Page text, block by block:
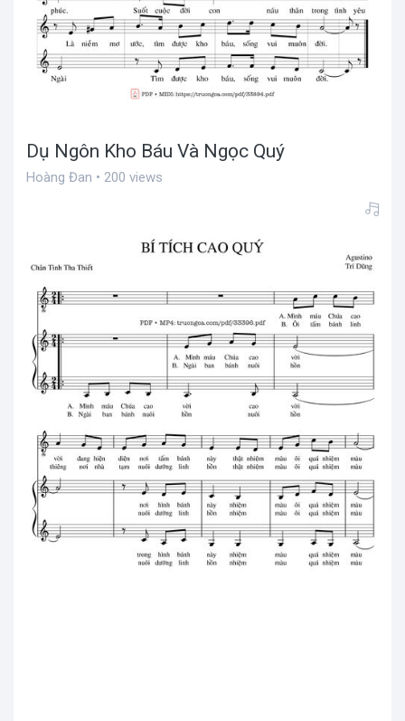
Dụ Ngôn Kho Báu Và Ngọc Quý
Hoàng Đan • 200 views